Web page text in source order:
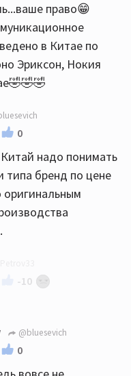
право😁
в Китае по
Эриксон, Нокия
0
надо понимать
типа бренд по цене
-10
всегда
что на ней не
@bluesevich
0